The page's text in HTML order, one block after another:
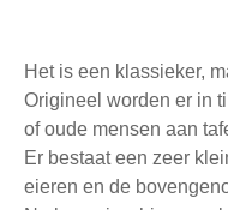
Het is een klassieker,
Origineel worden er in
of oude mensen aan
Er bestaat een zeer
eieren en de